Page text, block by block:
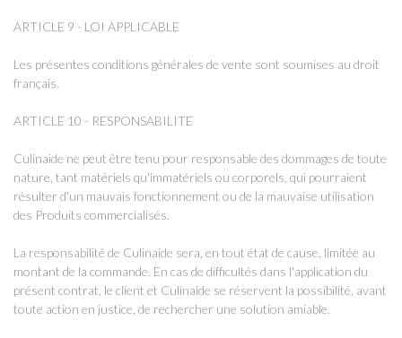
ARTICLE 9 - LOI APPLICABLE
Les présentes conditions générales de vente sont soumises au droit
français.
ARTICLE 10 - RESPONSABILITE
Culinaide ne peut être tenu pour responsable des dommages de toute
nature, tant matériels qu'immatériels ou corporels, qui pourraient
résulter d'un mauvais fonctionnement ou de la mauvaise utilisation
des Produits commercialisés.
La responsabilité de Culinaide sera, en tout état de cause, limitée au
montant de la commande. En cas de difficultés dans l'application du
présent contrat, le client et Culinaide se réservent la possibilité, avant
toute action en justice, de rechercher une solution amiable.